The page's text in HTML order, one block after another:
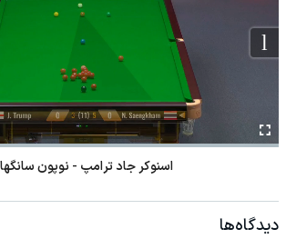
اسنوکر جاد ترامپ - نوپون
دیدگاه‌ها